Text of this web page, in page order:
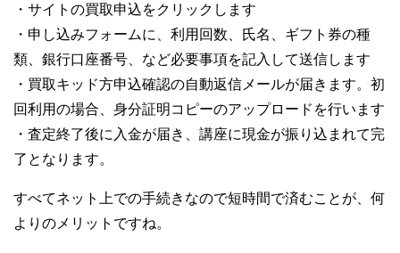
・サイトの買取申込をクリックします
・申し込みフォームに、利用回数、氏名、ギフト券の種
類、銀行口座番号、など必要事項を記入して送信します
・買取キッド方申込確認の自動返信メールが届きます。初
回利用の場合、身分証明コピーのアップロードを行います
・査定終了後に入金が届き、講座に現金が振り込まれて完
了となります。
すべてネット上での手続きなので短時間で済むことが、何
よりのメリットですね。